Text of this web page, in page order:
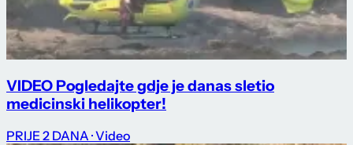
VIDEO Pogledajte gdje je danas sletio
medicinski helikopter!
PRIJE 2 DANA · Video